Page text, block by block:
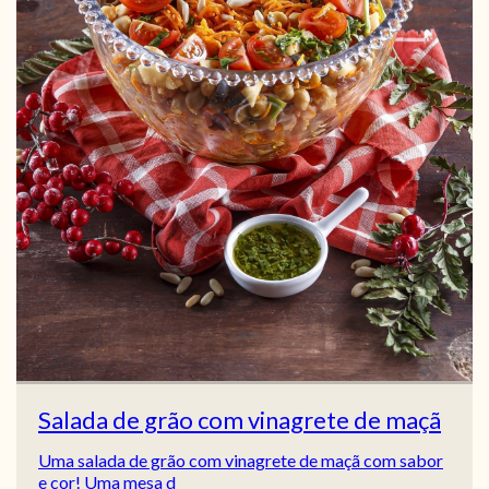
Salada de grão com vinagrete de maçã
Uma salada de grão com vinagrete de maçã com sabor
e cor! Uma mesa d